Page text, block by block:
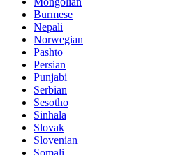
Burmese
Nepali
Norwegian
Pashto
Persian
Punjabi
Serbian
Sesotho
Sinhala
Slovak
Slovenian
Somali